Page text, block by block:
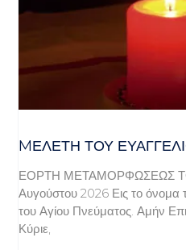
MΕΛΈΤΗ ΤΟΥ
ΕΟΡΤΗ ΜΕΤΑΜΟΡΦΩΣΕΩΣ
Αυγούστου 2026 Εις το όνομα
του Αγίου Πνεύματος. Αμήν
Κύριε,